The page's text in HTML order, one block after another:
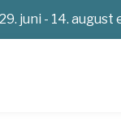
29. juni - 14.